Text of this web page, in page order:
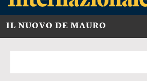
IL NUOVO DE MAURO